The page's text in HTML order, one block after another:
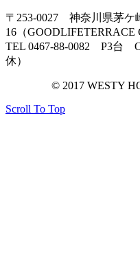
〒253-0027 神奈川県茅ケ
16（GOODLIFETERRACE
TEL 0467-88-0082 P3台
休）
© 2017 WESTY
Scroll To Top